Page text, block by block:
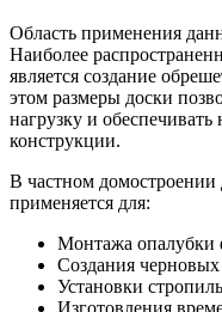
Область применения
Наиболее
является создание
этом размеры доски
нагрузку и
конструкции.
В частном домостроении
применяется для:
Монтажа опалубки
Создания
Установки